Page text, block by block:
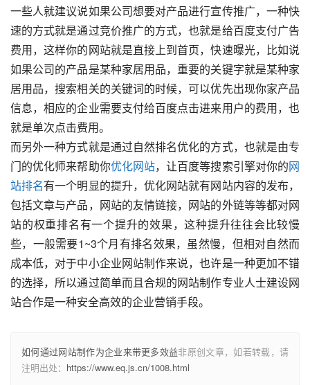
一些人就建议说如果公司想要对产品进行宣传推广，一种快
速的方式就是通过竞价推广的方式，也就是给百度支付广告
费用，这样你的网站就是直接上到首页，快速曝光，比如说
如果公司的产品是某种家居用品，重要的关键字就是某种家
居用品，搜索相关的关键词的时候，可以优先出现你家产品
信息，相应的企业需要支付给百度点击进来用户的费用，也
就是单次点击费用。
而另外一种方式就是通过自然排名优化的方式，也就是由专
门的优化师来帮助你优化网站，让百度等搜索引擎对你的网
站排名有一个明显的提升，优化网站就有网站内容的发布，
包括文章与产品，网站的友情链接，网站的外链等等都对网
站的权重排名有一个提升的效果，这种提升往往会比较慢
些，一般需要1~3个月有排名效果，虽然慢，但相对自然而
成本低，对于中小企业网站制作来说，也许是一种更加不错
的选择，所以通过简单而且合规的网站制作专业人士建设网
站合作是一种安全高效的企业营销手段。
如何通过网站制作为企业来带更多效益非原创文章，如若转载，请
注明出处： https://www.eq.js.cn/1008.html